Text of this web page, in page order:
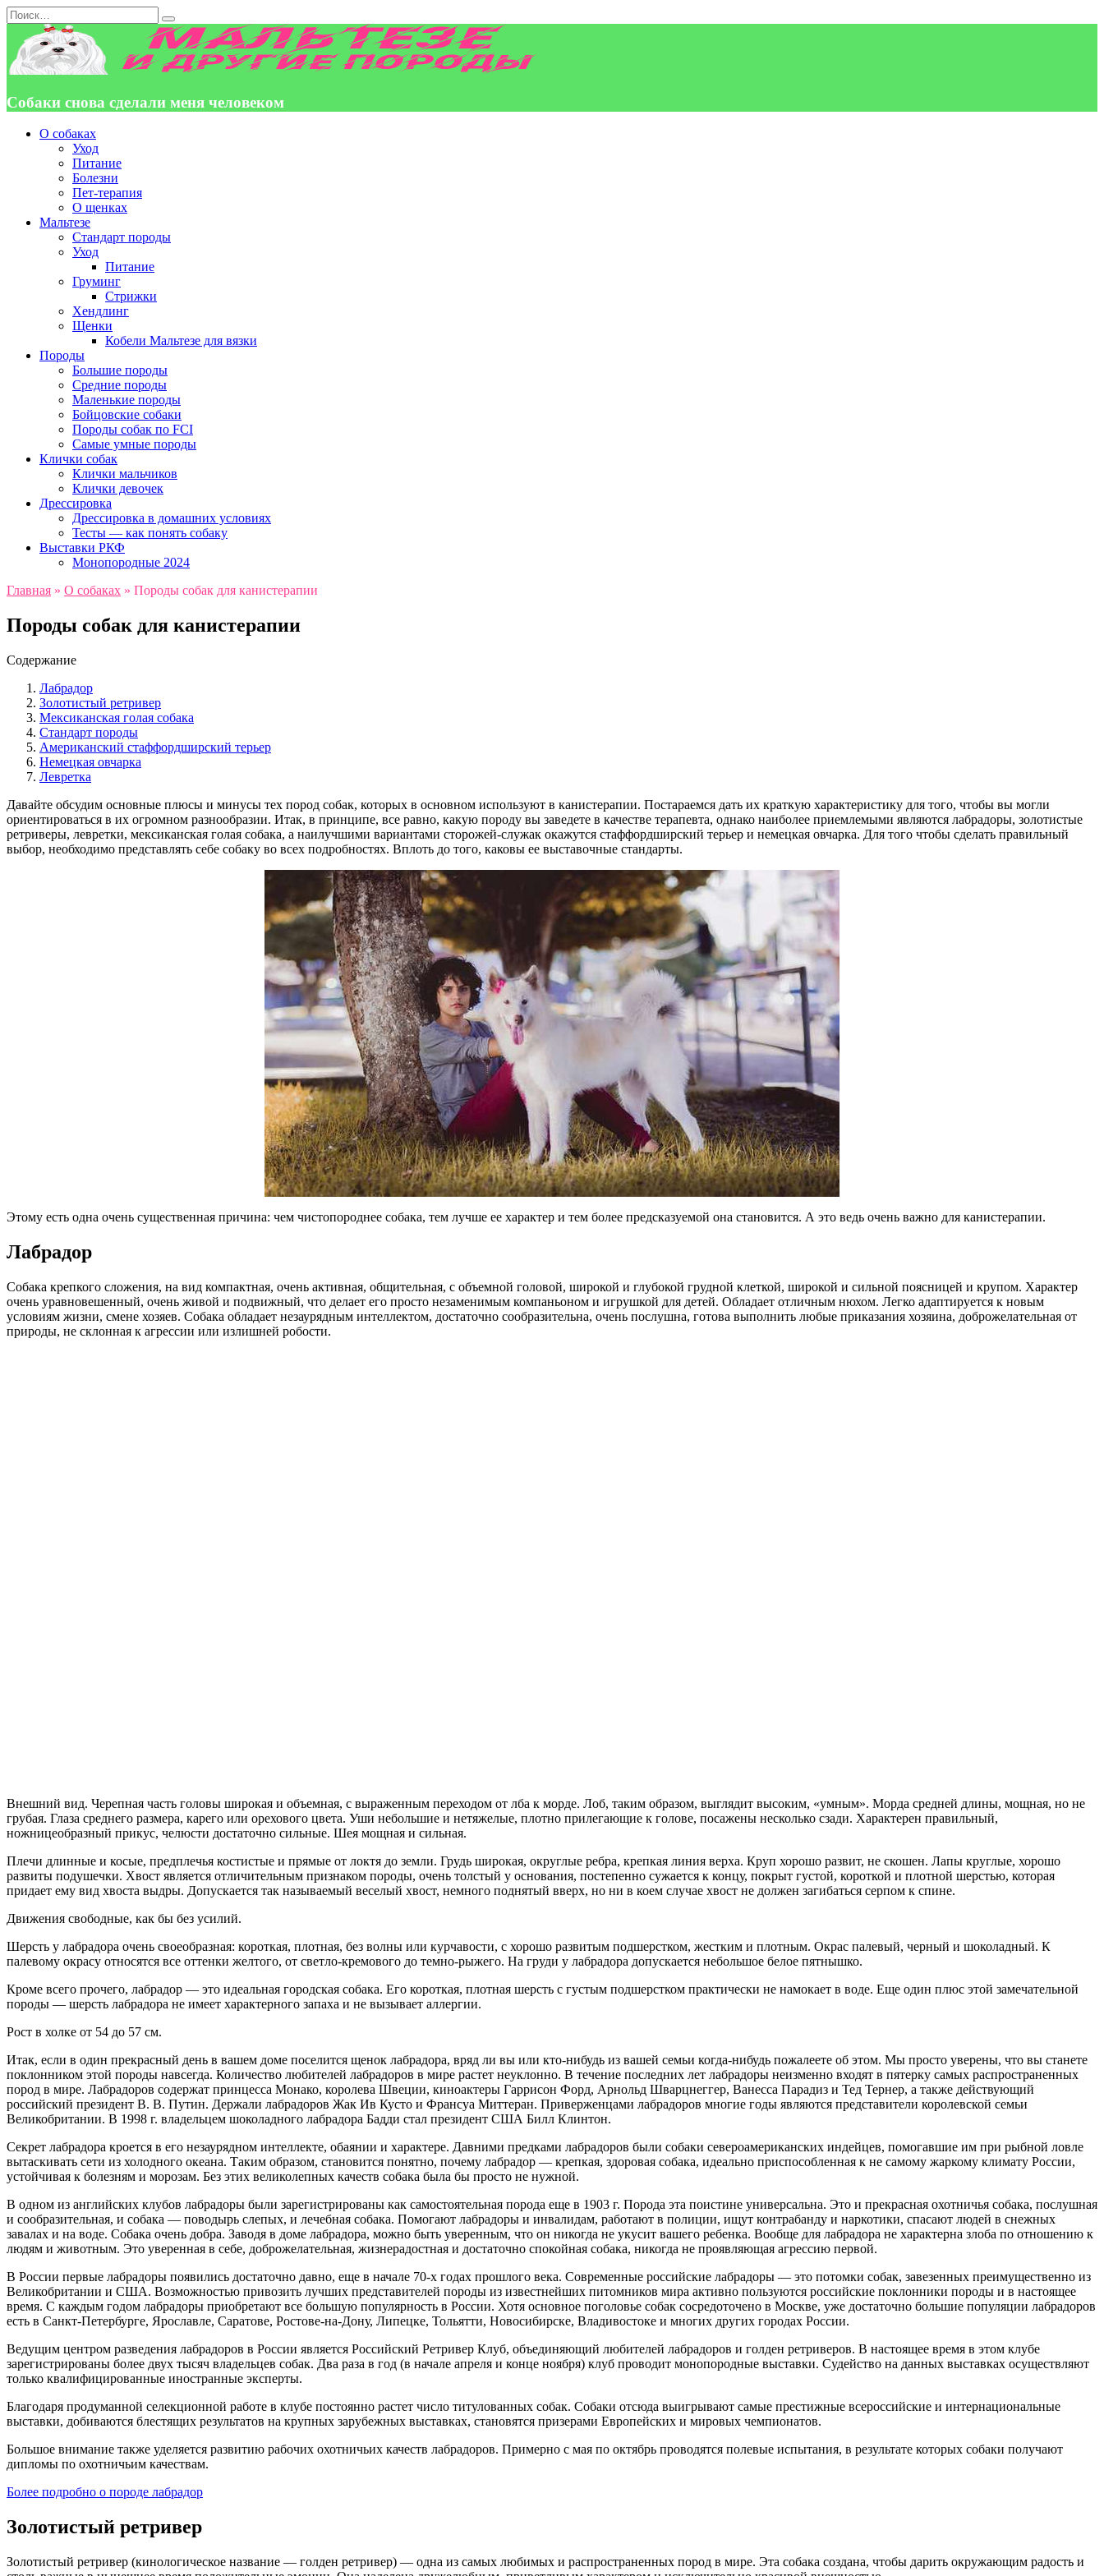
Перейти
к
содержанию
Search
for:
Собаки снова сделали меня человеком
О собаках
Уход
Питание
Болезни
Пет-терапия
О щенках
Мальтезе
Стандарт породы
Уход
Питание
Груминг
Стрижки
Хендлинг
Щенки
Кобели Мальтезе для вязки
Породы
Большие породы
Средние породы
Маленькие породы
Бойцовские собаки
Породы собак по FCI
Самые умные породы
Клички собак
Клички мальчиков
Клички девочек
Дрессировка
Дрессировка в домашних условиях
Тесты — как понять собаку
Выставки РКФ
Монопородные 2024
Главная » О собаках » Породы собак для канистерапии
Породы собак для канистерапии
Содержание
Лабрадор
Золотистый ретривер
Мексиканская голая собака
Стандарт породы
Американский стаффордширский терьер
Немецкая овчарка
Левретка
Давайте обсудим основные плюсы и минусы тех пород собак, которых в основном используют в канистерапии. Постараемся дать их краткую характеристику для того, чтобы вы могли
ориентироваться в их огромном разнообразии. Итак, в принципе, все равно, какую породу вы заведете в качестве терапевта, однако наиболее приемлемыми являются лабрадоры, золотистые
ретриверы, левретки, мексиканская голая собака, а наилучшими вариантами сторожей-служак окажутся стаффордширский терьер и немецкая овчарка. Для того чтобы сделать правильный
выбор, необходимо представлять себе собаку во всех подробностях. Вплоть до того, каковы ее выставочные стандарты.
Этому есть одна очень существенная причина: чем чистопороднее собака, тем лучше ее характер и тем более предсказуемой она становится. А это ведь очень важно для канистерапии.
Лабрадор
Собака крепкого сложения, на вид компактная, очень активная, общительная, с объемной головой, широкой и глубокой грудной клеткой, широкой и сильной поясницей и крупом. Характер
очень уравновешенный, очень живой и подвижный, что делает его просто незаменимым компаньоном и игрушкой для детей. Обладает отличным нюхом. Легко адаптируется к новым
условиям жизни, смене хозяев. Собака обладает незаурядным интеллектом, достаточно сообразительна, очень послушна, готова выполнить любые приказания хозяина, доброжелательная от
природы, не склонная к агрессии или излишней робости.
Внешний вид. Черепная часть головы широкая и объемная, с выраженным переходом от лба к морде. Лоб, таким образом, выглядит высоким, «умным». Морда средней длины, мощная, но не
грубая. Глаза среднего размера, карего или орехового цвета. Уши небольшие и нетяжелые, плотно прилегающие к голове, посажены несколько сзади. Характерен правильный,
ножницеобразный прикус, челюсти достаточно сильные. Шея мощная и сильная.
Плечи длинные и косые, предплечья костистые и прямые от локтя до земли. Грудь широкая, округлые ребра, крепкая линия верха. Круп хорошо развит, не скошен. Лапы круглые, хорошо
развиты подушечки. Хвост является отличительным признаком породы, очень толстый у основания, постепенно сужается к концу, покрыт густой, короткой и плотной шерстью, которая
придает ему вид хвоста выдры. Допускается так называемый веселый хвост, немного поднятый вверх, но ни в коем случае хвост не должен загибаться серпом к спине.
Движения свободные, как бы без усилий.
Шерсть у лабрадора очень своеобразная: короткая, плотная, без волны или курчавости, с хорошо развитым подшерстком, жестким и плотным. Окрас палевый, черный и шоколадный. К
палевому окрасу относятся все оттенки желтого, от светло-кремового до темно-рыжего. На груди у лабрадора допускается небольшое белое пятнышко.
Кроме всего прочего, лабрадор — это идеальная городская собака. Его короткая, плотная шерсть с густым подшерстком практически не намокает в воде. Еще один плюс этой замечательной
породы — шерсть лабрадора не имеет характерного запаха и не вызывает аллергии.
Рост в холке от 54 до 57 см.
Итак, если в один прекрасный день в вашем доме поселится щенок лабрадора, вряд ли вы или кто-нибудь из вашей семьи когда-нибудь пожалеете об этом. Мы просто уверены, что вы станете
поклонником этой породы навсегда. Количество любителей лабрадоров в мире растет неуклонно. В течение последних лет лабрадоры неизменно входят в пятерку самых распространенных
пород в мире. Лабрадоров содержат принцесса Монако, королева Швеции, киноактеры Гаррисон Форд, Арнольд Шварцнеггер, Ванесса Парадиз и Тед Тернер, а также действующий
российский президент В. В. Путин. Держали лабрадоров Жак Ив Кусто и Франсуа Миттеран. Приверженцами лабрадоров многие годы являются представители королевской семьи
Великобритании. В 1998 г. владельцем шоколадного лабрадора Бадди стал президент США Билл Клинтон.
Секрет лабрадора кроется в его незаурядном интеллекте, обаянии и характере. Давними предками лабрадоров были собаки североамериканских индейцев, помогавшие им при рыбной ловле
вытаскивать сети из холодного океана. Таким образом, становится понятно, почему лабрадор — крепкая, здоровая собака, идеально приспособленная к не самому жаркому климату России,
устойчивая к болезням и морозам. Без этих великолепных качеств собака была бы просто не нужной.
В одном из английских клубов лабрадоры были зарегистрированы как самостоятельная порода еще в 1903 г. Порода эта поистине универсальна. Это и прекрасная охотничья собака, послушная
и сообразительная, и собака — поводырь слепых, и лечебная собака. Помогают лабрадоры и инвалидам, работают в полиции, ищут контрабанду и наркотики, спасают людей в снежных
завалах и на воде. Собака очень добра. Заводя в доме лабрадора, можно быть уверенным, что он никогда не укусит вашего ребенка. Вообще для лабрадора не характерна злоба по отношению к
людям и животным. Это уверенная в себе, доброжелательная, жизнерадостная и достаточно спокойная собака, никогда не проявляющая агрессию первой.
В России первые лабрадоры появились достаточно давно, еще в начале 70-х годах прошлого века. Современные российские лабрадоры — это потомки собак, завезенных преимущественно из
Великобритании и США. Возможностью привозить лучших представителей породы из известнейших питомников мира активно пользуются российские поклонники породы и в настоящее
время. С каждым годом лабрадоры приобретают все большую популярность в России. Хотя основное поголовье собак сосредоточено в Москве, уже достаточно большие популяции лабрадоров
есть в Санкт-Петербурге, Ярославле, Саратове, Ростове-на-Дону, Липецке, Тольятти, Новосибирске, Владивостоке и многих других городах России.
Ведущим центром разведения лабрадоров в России является Российский Ретривер Клуб, объединяющий любителей лабрадоров и голден ретриверов. В настоящее время в этом клубе
зарегистрированы более двух тысяч владельцев собак. Два раза в год (в начале апреля и конце ноября) клуб проводит монопородные выставки. Судейство на данных выставках осуществляют
только квалифицированные иностранные эксперты.
Благодаря продуманной селекционной работе в клубе постоянно растет число титулованных собак. Собаки отсюда выигрывают самые престижные всероссийские и интернациональные
выставки, добиваются блестящих результатов на крупных зарубежных выставках, становятся призерами Европейских и мировых чемпионатов.
Большое внимание также уделяется развитию рабочих охотничьих качеств лабрадоров. Примерно с мая по октябрь проводятся полевые испытания, в результате которых собаки получают
дипломы по охотничьим качествам.
Более подробно о породе лабрадор
Золотистый ретривер
Золотистый ретривер (кинологическое название — голден ретривер) — одна из самых любимых и распространенных пород в мире. Эта собака создана, чтобы дарить окружающим радость и